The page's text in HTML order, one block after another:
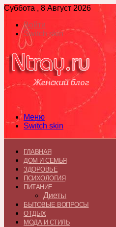
Суббота , 8 Август 2026
Войти
Switch skin
Меню
Switch skin
ГЛАВНАЯ
ДОМ И СЕМЬЯ
ЗДОРОВЬЕ
ПСИХОЛОГИЯ
ПИТАНИЕ
Диеты
БЫТОВЫЕ ВОПРОСЫ
ОТДЫХ
МОДА И СТИЛЬ